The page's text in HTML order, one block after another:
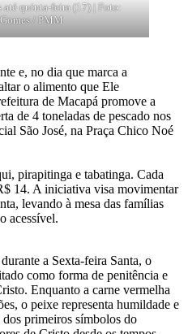
até quinta-feira (17) | Foto:
/ PMM
e, no dia que marca a
o alimento que Ele
de Macapá promove a
de 4 toneladas de pescado nos
São José, na Praça Chico Noé
pirapitinga e tabatinga. Cada
14. A iniciativa visa movimentar
levando à mesa das famílias
acessível.
a Sexta-feira Santa, o
como forma de penitência e
Enquanto a carne vermelha
o peixe representa humildade e
primeiros símbolos do